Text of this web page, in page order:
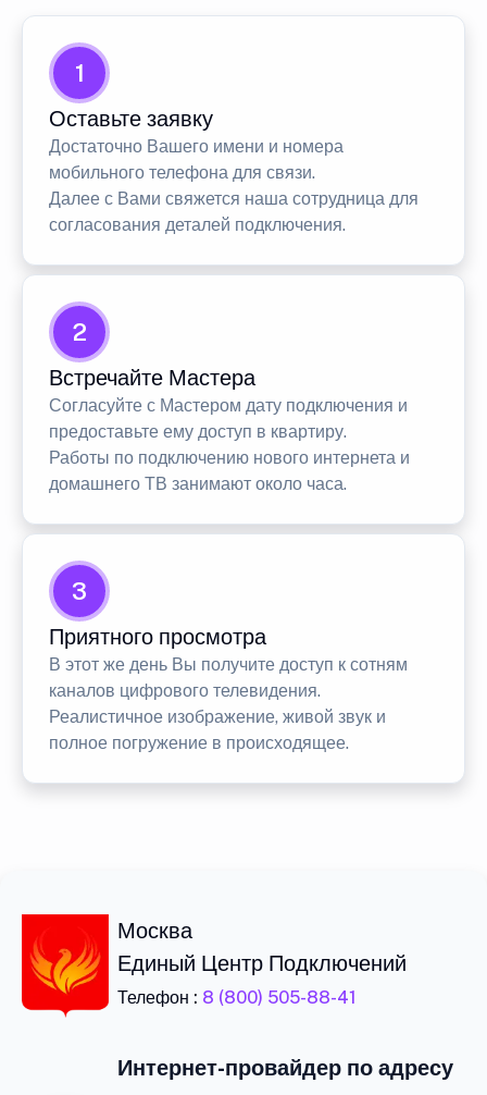
1
Оставьте заявку
Достаточно Вашего имени и номера
мобильного телефона для связи.
Далее с Вами свяжется наша сотрудница для
согласования деталей подключения.
2
Встречайте Мастера
Согласуйте с Мастером дату подключения и
предоставьте ему доступ в квартиру.
Работы по подключению нового интернета и
домашнего ТВ занимают около часа.
3
Приятного просмотра
В этот же день Вы получите доступ к сотням
каналов цифрового телевидения.
Реалистичное изображение, живой звук и
полное погружение в происходящее.
Москва
Единый Центр Подключений
Телефон : 8 (800) 505-88-41
Интернет-провайдер по адресу